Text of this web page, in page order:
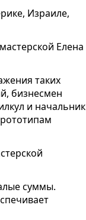
Израиле,
Елена
таких
бизнесмен
и начальник
суммы.